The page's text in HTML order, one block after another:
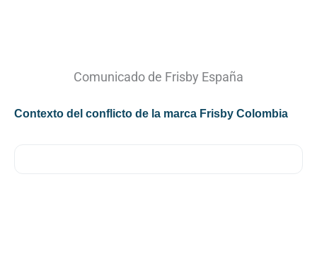
Comunicado de Frisby España
Contexto del conflicto de la marca Frisby Colombia